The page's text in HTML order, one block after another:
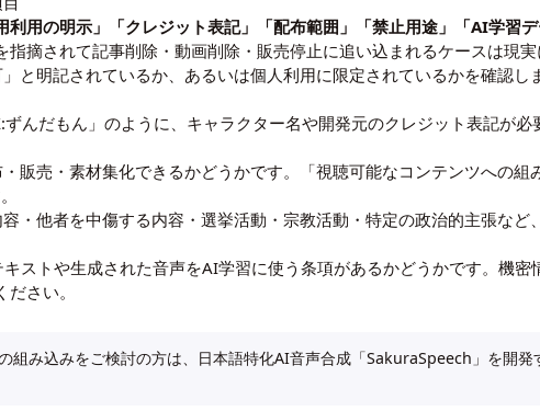
利用の明示」「クレジット表記」「配布範囲」「禁止用途」「AI学習
指摘されて記事削除・動画削除・販売停止に追い込まれるケースは現実
と明記されているか、あるいは個人利用に限定されているかを確認し
ずんだもん」のように、キャラクター名や開発元のクレジット表記が
販売・素材集化できるかどうかです。「視聴可能なコンテンツへの組
・他者を中傷する内容・選挙活動・宗教活動・特定の政治的主張など
ストや生成された音声をAI学習に使う条項があるかどうかです。機
さい。
組み込みをご検討の方は、日本語特化AI音声合成「SakuraSpeech」を開